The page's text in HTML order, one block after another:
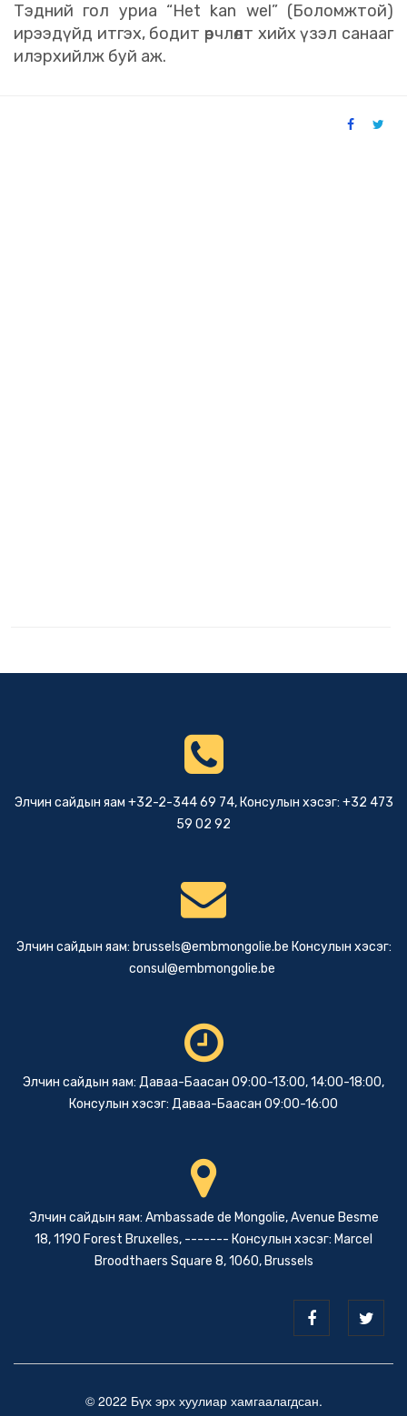
Тэдний гол уриа “Het kan wel” (Боломжтой)
ирээдүйд итгэх, бодит өөрчлөлт хийх үзэл санааг
илэрхийлж буй аж.
Элчин сайдын яам +32-2-344 69 74, Консулын хэсэг: +32 473
59 02 92
Элчин сайдын яам: brussels@embmongolie.be Консулын хэсэг:
consul@embmongolie.be
Элчин сайдын яам: Даваа-Баасан 09:00-13:00, 14:00-18:00,
Консулын хэсэг: Даваа-Баасан 09:00-16:00
Элчин сайдын яам: Ambassade de Mongolie, Avenue Besme
18, 1190 Forest Bruxelles, ------- Консулын хэсэг: Marcel
Broodthaers Square 8, 1060, Brussels
© 2022 Бүх эрх хуулиар хамгаалагдсан.